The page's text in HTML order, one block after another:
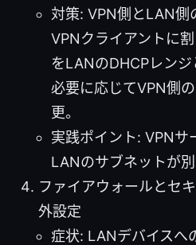
対策: VPN側とLAN側
VPNクライアントに
をLANのDHCPレンジ
必要に応じてVPN側
更。
実践ポイント: VPNサ
LANのサブネットが
ファイアウォールとセ
外設定
症状: LANデバイスへ